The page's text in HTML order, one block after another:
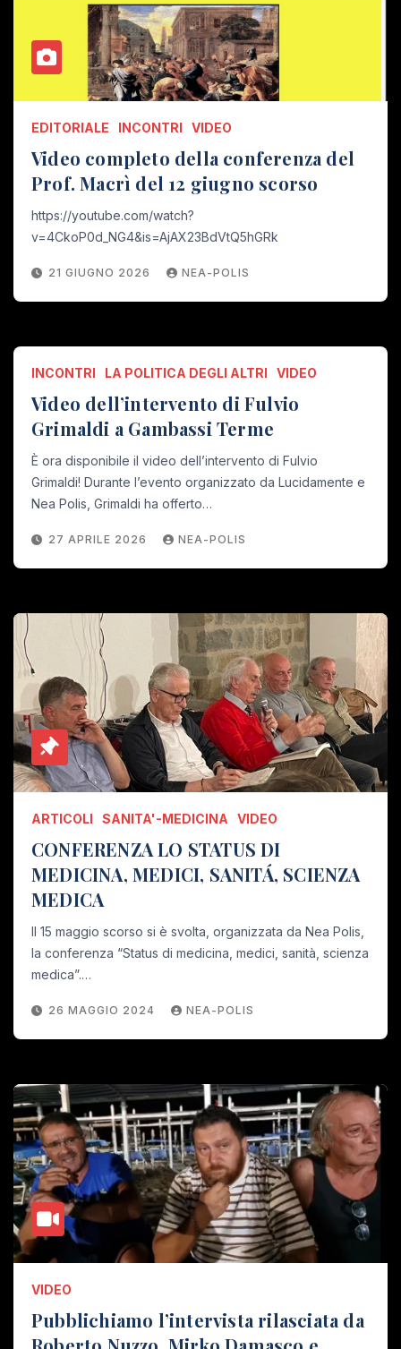
EDITORIALE INCONTRI VIDEO
Video completo della conferenza del
Prof. Macrì del 12 giugno scorso
https://youtube.com/watch?
v=4CkoP0d_NG4&is=AjAX23BdVtQ5hGRk
21 GIUGNO 2026 NEA-POLIS
INCONTRI LA POLITICA DEGLI ALTRI VIDEO
Video dell’intervento di Fulvio
Grimaldi a Gambassi Terme
È ora disponibile il video dell’intervento di Fulvio
Grimaldi! Durante l’evento organizzato da Lucidamente e
Nea Polis, Grimaldi ha offerto…
27 APRILE 2026 NEA-POLIS
ARTICOLI SANITA'-MEDICINA VIDEO
CONFERENZA LO STATUS DI
MEDICINA, MEDICI, SANITÁ, SCIENZA
MEDICA
Il 15 maggio scorso si è svolta, organizzata da Nea Polis,
la conferenza “Status di medicina, medici, sanità, scienza
medica”.…
26 MAGGIO 2024 NEA-POLIS
VIDEO
Pubblichiamo l’intervista rilasciata da